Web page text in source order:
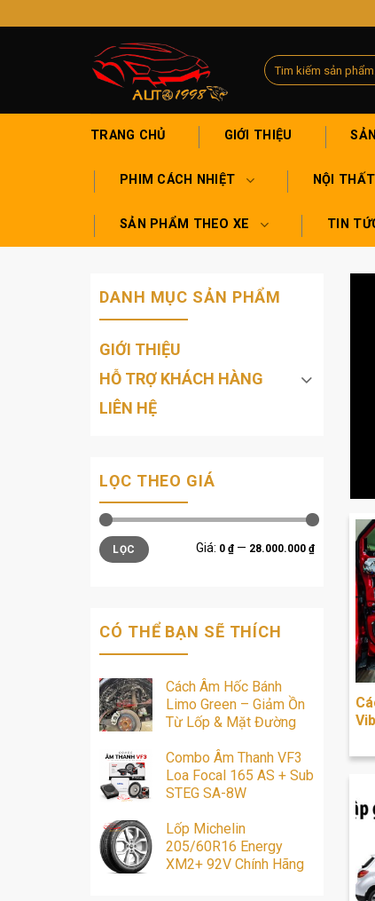
to
Tìm
kiếm:
TRANG CHỦ GIỚI THIỆU
PHIM CÁCH NHIỆT NỘI
SẢN PHẨM THEO XE TIN
DANH MỤC SẢN PHẨM
GIỚI THIỆU
HỖ TRỢ KHÁCH HÀNG
LIÊN HỆ
LỌC THEO GIÁ
Giá
tối
thiểu
Giá
tối
đa
LỌC Giá: 0 ₫— 28.000.000 ₫
CÓ THỂ BẠN SẼ THÍCH
Cách Âm Hốc Bánh
Limo Green – Giảm Ồn
Từ Lốp & Mặt Đường
Combo Âm Thanh VF3
Loa Focal 165 AS + Sub
STEG SA-8W
Lốp Michelin
205/60R16 Energy
XM2+ 92V Chính Hãng